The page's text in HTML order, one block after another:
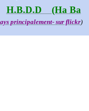
H.B.D.D (Ha Ba
principalement- sur flickr)